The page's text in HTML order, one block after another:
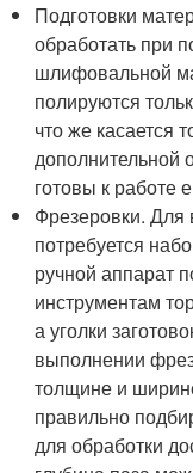
Подготовки
обработать при
шлифовальной
полируются
что же касается
дополнительной
готовы к работе
Фрезеровки.
потребуется
ручной аппарат
инструментам
а уголки
выполнении
толщине и
правильно
для обработки